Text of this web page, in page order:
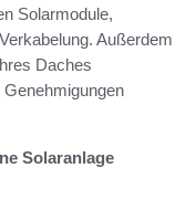
Solarmodule,
Außerdem
Daches
Solaranlage